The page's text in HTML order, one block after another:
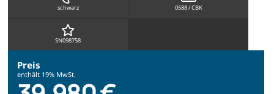
schwarz 0588 / CBK
SN098758
Preis
enthält 19% MwSt.